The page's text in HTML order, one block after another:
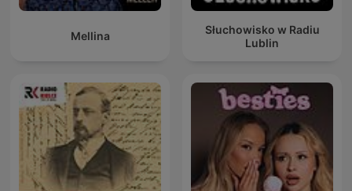
Mellina
Słuchowisko w Radiu
Lublin